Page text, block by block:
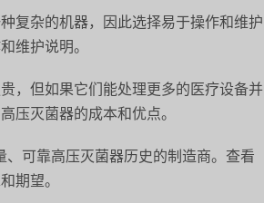
复杂的机器，因此选择易于操作和维护
维护说明。
，但如果它们能处理更多的医疗设备并
压灭菌器的成本和优点。
、可靠高压灭菌器历史的制造商。查看
期望。